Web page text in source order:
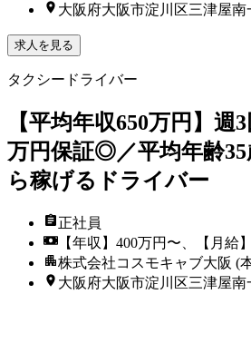
大阪府大阪市淀川区三津屋南
求人を見る
タクシードライバー
【平均年収650万円】週
万円保証◎／平均年齢
ら稼げるドライバー
正社員
【年収】400万円〜、【月給
株式会社コスモキャブ大阪 (
大阪府大阪市淀川区三津屋南